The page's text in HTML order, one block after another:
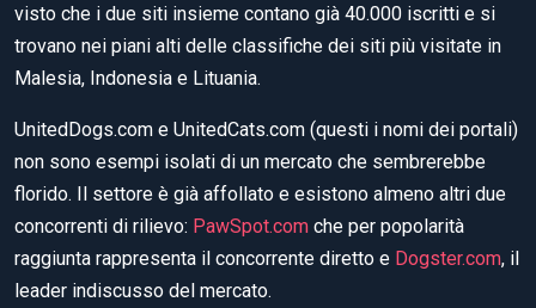
visto che i due siti insieme contano già 40.000 iscritti e si
trovano nei piani alti delle classifiche dei siti più visitate in
Malesia, Indonesia e Lituania.
UnitedDogs.com e UnitedCats.com (questi i nomi dei portali)
non sono esempi isolati di un mercato che sembrerebbe
florido. Il settore è già affollato e esistono almeno altri due
concorrenti di rilievo: PawSpot.com che per popolarità
raggiunta rappresenta il concorrente diretto e Dogster.com, il
leader indiscusso del mercato.